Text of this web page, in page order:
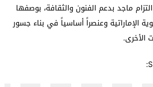
ماجد بدعم الفنون والثقافة، بوصفها
الإماراتية وعنصراً أساسياً في بناء جسور
الأخرى.